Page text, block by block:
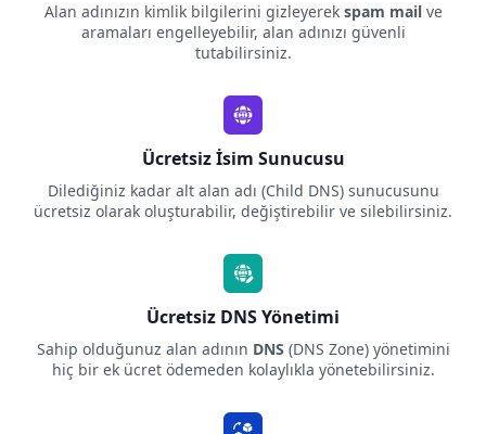
Alan adınızın kimlik bilgilerini gizleyerek spam mailve
aramaları engelleyebilir, alan adınızı güvenli
tutabilirsiniz.
Ücretsiz İsim Sunucusu
Dilediğiniz kadar alt alan adı (Child DNS) sunucusunu
ücretsiz olarak oluşturabilir, değiştirebilir ve silebilirsiniz.
Ücretsiz DNS Yönetimi
Sahip olduğunuz alan adının DNS (DNS Zone) yönetimini
hiç bir ek ücret ödemeden kolaylıkla yönetebilirsiniz.